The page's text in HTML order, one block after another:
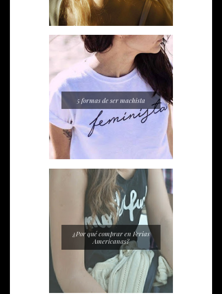
5 formas de ser machista
¿Por qué comprar en Ferias
Americanas?